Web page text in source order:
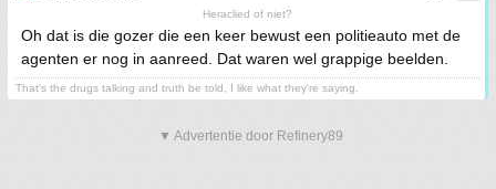
Heraclied of niet?
Oh dat is die gozer die een keer bewust een politieauto met de
agenten er nog in aanreed. Dat waren wel grappige beelden.
That's the drugs talking and truth be told, I like what they're saying.
▼ Advertentie door Refinery89